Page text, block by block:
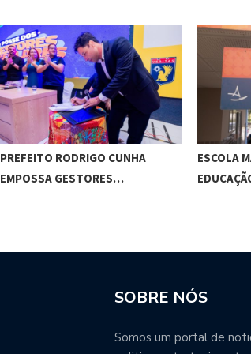
PREFEITO RODRIGO CUNHA
EMPOSSA GESTORES…
ESCOLA
SOBRE NÓS
Somos um portal de